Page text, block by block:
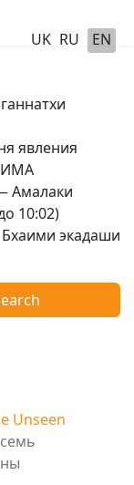
UK RU EN
явления
Амалаки
10:02)
экадаши
Unseen